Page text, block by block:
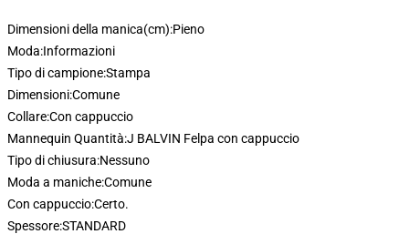
Dimensioni della manica(cm):Pieno
Moda:Informazioni
Tipo di campione:Stampa
Dimensioni:Comune
Collare:Con cappuccio
Mannequin Quantità:J BALVIN Felpa con cappuccio
Tipo di chiusura:Nessuno
Moda a maniche:Comune
Con cappuccio:Certo.
Spessore:STANDARD